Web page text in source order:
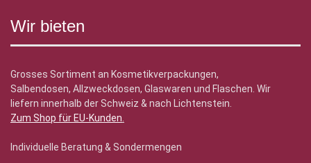
Wir bieten
Grosses Sortiment an Kosmetikverpackungen,
Salbendosen, Allzweckdosen, Glaswaren und Flaschen. Wir
liefern innerhalb der Schweiz & nach Lichtenstein.
Zum Shop für EU-Kunden.
Individuelle Beratung & Sondermengen